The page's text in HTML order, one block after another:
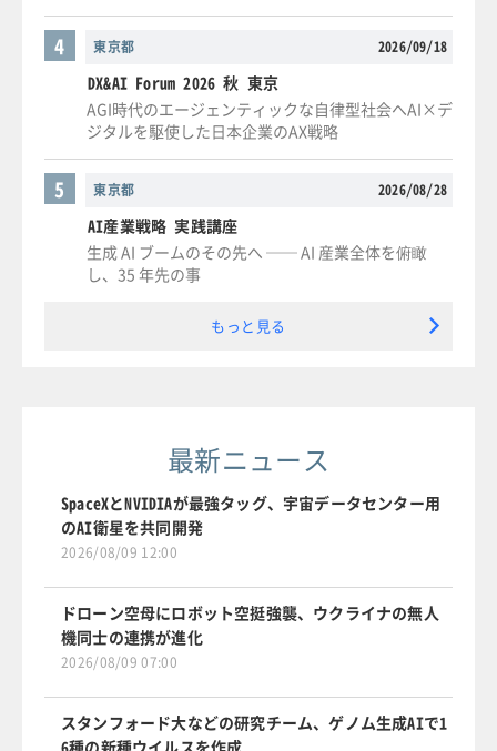
東京都 2026/09/18
4
DX&AI Forum 2026 秋 東京
AGI時代のエージェンティックな自律型社会へAI×デ
ジタルを駆使した日本企業のAX戦略
東京都 2026/08/28
5
AI産業戦略 実践講座
生成 AI ブームのその先へ ── AI 産業全体を俯瞰
し、35 年先の事
もっと見る
最新ニュース
SpaceXとNVIDIAが最強タッグ、宇宙データセンター用
のAI衛星を共同開発
2026/08/09 12:00
ドローン空母にロボット空挺強襲、ウクライナの無人
機同士の連携が進化
2026/08/09 07:00
スタンフォード大などの研究チーム、ゲノム生成AIで1
6種の新種ウイルスを作成